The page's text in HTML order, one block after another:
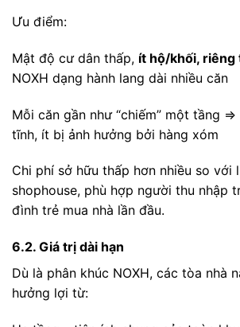
Ưu điểm:
Mật độ cư dân thấp, ít hộ/khối, riêng
NOXH dạng hành lang dài nhiều căn
Mỗi căn gần như “chiếm” một tầng
tĩnh, ít bị ảnh hưởng bởi hàng xóm
Chi phí sở hữu thấp hơn nhiều so với
shophouse, phù hợp người thu nhập
đình trẻ mua nhà lần đầu.
6.2. Giá trị dài hạn
Dù là phân khúc NOXH, các tòa nhà
hưởng lợi từ: